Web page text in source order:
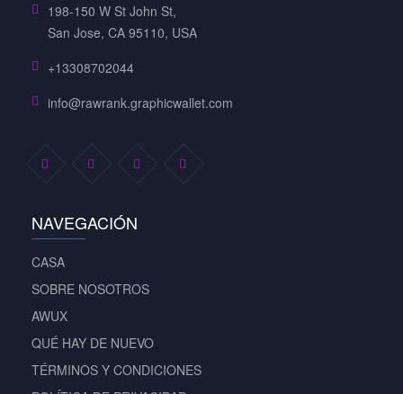
198-150 W St John St,
San Jose, CA 95110, USA
+13308702044
info@rawrank.graphicwallet.com
NAVEGACIÓN
CASA
SOBRE NOSOTROS
AWUX
QUÉ HAY DE NUEVO
TÉRMINOS Y CONDICIONES